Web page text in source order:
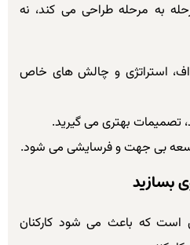
به مرحله طراحی می کند، نه
استراتژی و چالش های خاص
تصمیمات بهتری می گیرید.
بی جهت و فرسایشی می شود.
است که باعث می شود کارکنان